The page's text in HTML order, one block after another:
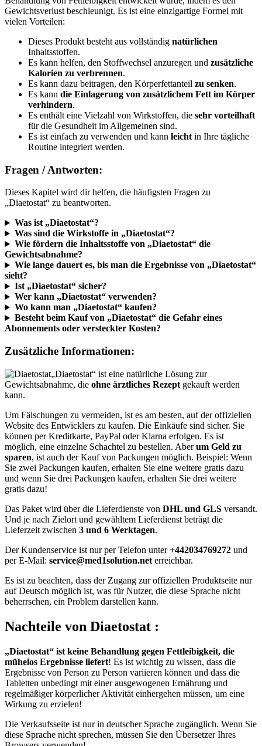
Gewichtsverlust beschleunigt. Es ist eine einzigartige Formel mit
vielen Vorteilen:
Dieses Produkt besteht aus vollständig natürlichen
Inhaltsstoffen.
Es kann helfen, den Stoffwechsel anzuregen und zusätzliche
Kalorien zu verbrennen.
Es kann dazu beitragen, den Körperfettanteil zu senken.
Es kann die Einlagerung von zusätzlichem Fett im Körper
verhindern.
Es enthält eine Vielzahl von Wirkstoffen, die sehr vorteilhaft
für die Gesundheit im Allgemeinen sind.
Es ist einfach zu verwenden und kann leicht in Ihre tägliche
Routine integriert werden.
Fragen / Antworten:
Dieses Kapitel wird dir helfen, die häufigsten Fragen zu
„Diaetostat“ zu beantworten.
Was ist „Diaetostat“?
Was sind die Wirkstoffe in „Diaetostat“?
Wie fördern die Inhaltsstoffe von „Diaetostat“ die
Gewichtsabnahme?
Wie lange dauert es, bis man die Ergebnisse von „Diaetostat“
sieht?
Ist „Diaetostat“ sicher?
Wer kann „Diaetostat“ verwenden?
Wo kann man „Diaetostat“ kaufen?
Besteht beim Kauf von „Diaetostat“ die Gefahr eines
Abonnements oder versteckter Kosten?
Zusätzliche Informationen:
„Diaetostat“ ist eine natürliche Lösung zur
Gewichtsabnahme, die ohne ärztliches Rezept gekauft werden
kann.
Um Fälschungen zu vermeiden, ist es am besten, auf der offiziellen
Website des Entwicklers zu kaufen. Die Einkäufe sind sicher. Sie
können per Kreditkarte, PayPal oder Klarna erfolgen. Es ist
möglich, eine einzelne Schachtel zu bestellen. Aberum Geld zu
sparen, ist auch der Kauf von Packungen möglich. Beispiel: Wenn
Sie zwei Packungen kaufen, erhalten Sie eine weitere gratis dazu
und wenn Sie drei Packungen kaufen, erhalten Sie drei weitere
gratis dazu!
Das Paket wird über die Lieferdienste von DHL und GLS versandt.
Und je nach Zielort und gewähltem Lieferdienst beträgt die
Lieferzeit zwischen 3 und 6 Werktagen.
Der Kundenservice ist nur per Telefon unter+442034769272 und
per E-Mail: service@med1solution.net erreichbar.
Es ist zu beachten, dass der Zugang zur offiziellen Produktseite nur
auf Deutsch möglich ist, was für Nutzer, die diese Sprache nicht
beherrschen, ein Problem darstellen kann.
Nachteile von Diaetostat :
„Diaetostat“ ist keine Behandlung gegen Fettleibigkeit, die
mühelos Ergebnisse liefert! Es ist wichtig zu wissen, dass die
Ergebnisse von Person zu Person variieren können und dass die
Tabletten unbedingt mit einer ausgewogenen Ernährung und
regelmäßiger körperlicher Aktivität einhergehen müssen, um eine
Wirkung zu erzielen!
Die Verkaufsseite ist nur in deutscher Sprache zugänglich. Wenn Sie
diese Sprache nicht sprechen, müssen Sie den Übersetzer Ihres